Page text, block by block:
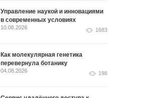
Управление наукой и инновациями
в современных условиях
10.08.2026 1683
Как молекулярная генетика
перевернула ботанику
04.08.2026 198